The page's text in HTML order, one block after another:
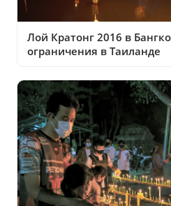
Лой Кратонг 2016 в
ограничения в Таиланде